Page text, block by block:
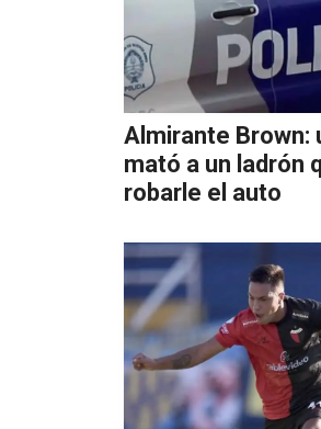
Almirante Brown:
mató a un ladrón
robarle el auto